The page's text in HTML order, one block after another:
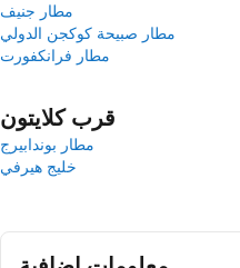
مطار جنيف
مطار صبيحة كوكجن الدولي
مطار فرانكفورت
قرب كلايتون
مطار بوندابيرج
خليج هيرفي